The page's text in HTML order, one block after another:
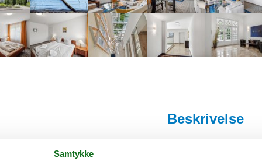
Beskrivelse
ophold i denne indbydende ferielejlighed.
Samtykke